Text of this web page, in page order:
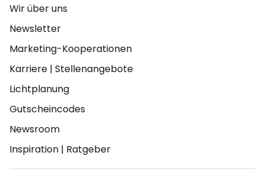
Wir über uns
Newsletter
Marketing-Kooperationen
Karriere | Stellenangebote
Lichtplanung
Gutscheincodes
Newsroom
Inspiration | Ratgeber